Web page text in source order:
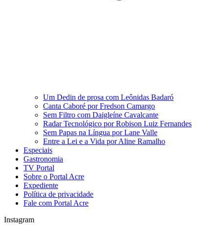
Um Dedin de prosa com Leônidas Badaró
Canta Caboré por Fredson Camargo
Sem Filtro com Daigleíne Cavalcante
Radar Tecnológico por Robison Luiz Fernandes
Sem Papas na Língua por Lane Valle
Entre a Lei e a Vida por Aline Ramalho
Especiais
Gastronomia
TV Portal
Sobre o Portal Acre
Expediente
Política de privacidade
Fale com Portal Acre
Instagram